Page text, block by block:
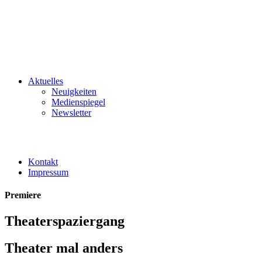
Aktuelles
Neuigkeiten
Medienspiegel
Newsletter
Kontakt
Impressum
Premiere
Theaterspaziergang
Theater mal anders